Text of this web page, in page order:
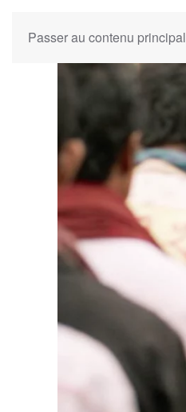
Passer au contenu principal